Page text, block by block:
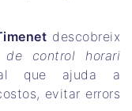
descobreix
control horari
que ajuda a
evitar errors